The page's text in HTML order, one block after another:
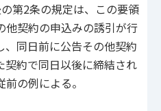
第2条の規定は、この要領
他契約の申込みの誘引が行
同日前に公告その他契約
契約で同日以後に締結され
の例による。